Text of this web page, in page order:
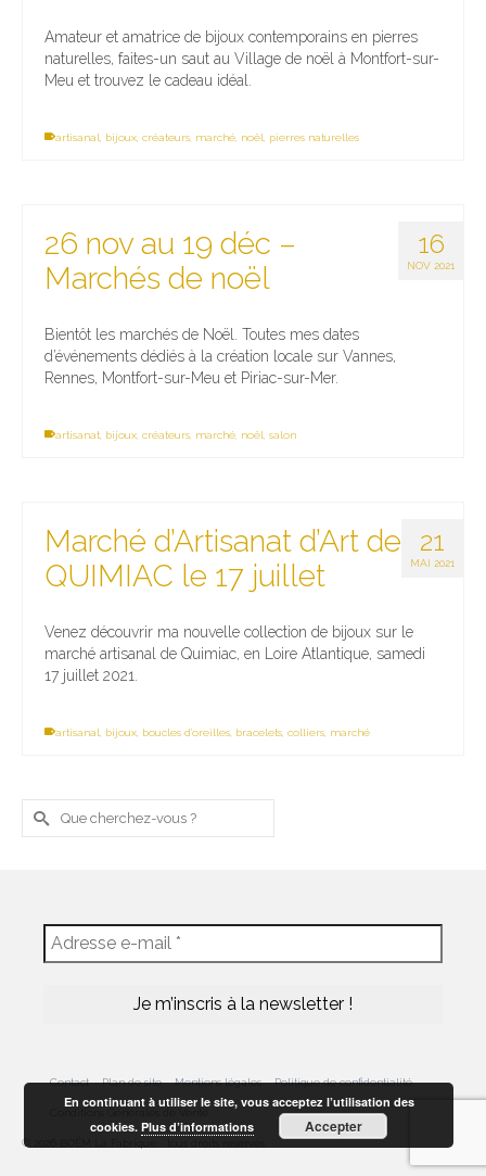
Amateur et amatrice de bijoux contemporains en pierres
naturelles, faites-un saut au Village de noël à Montfort-sur-
Meu et trouvez le cadeau idéal.
artisanal bijoux créateurs marché noël pierres naturelles
16
NOV 2021
26 nov au 19 déc –
Marchés de noël
Bientôt les marchés de Noël. Toutes mes dates
d’événements dédiés à la création locale sur Vannes,
Rennes, Montfort-sur-Meu et Piriac-sur-Mer.
artisanat bijoux créateurs marché noël salon
21
MAI 2021
Marché d’Artisanat d’Art de
QUIMIAC le 17 juillet
Venez découvrir ma nouvelle collection de bijoux sur le
marché artisanal de Quimiac, en Loire Atlantique, samedi
17 juillet 2021.
artisanal bijoux boucles d'oreilles bracelets colliers marché
Rechercher :
Contact Plan de site Mentions légales Politique de confidentialité
© 2026 BOËM La Fabrique - tous droits réservés
En continuant à utiliser le site, vous acceptez l’utilisation des
cookies.Plus d’informations Accepter